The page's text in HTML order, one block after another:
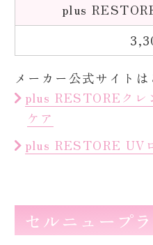
plus
メーカー公式サイトは
plus RESTOREクレ
ケア
plus RESTORE UV
セルニュープ